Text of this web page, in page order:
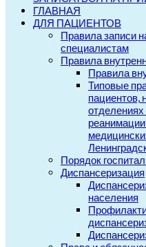
ГЛАВНАЯ
ДЛЯ ПАЦИЕНТОВ
Правила записи
специалистам
Правила
Правила
Типовые
пациентов,
отделениях
Порядок
Диспансеризация
населения